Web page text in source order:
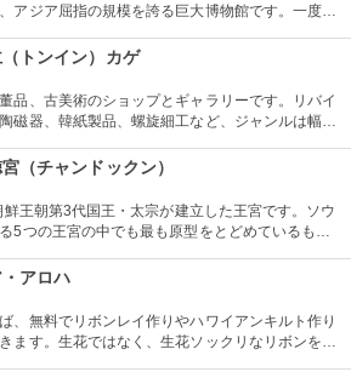
アジア屈指の規模を誇る巨大博物館です。一度に
周辺は庭園や植物園もあり、1日中楽しめます。
トンイン）カゲ
品、古美術のショップとギャラリーです。リバイ
磁器、韓紙製品、螺旋細工など、ジャンルは幅広
を見ることができます。
（チャンドックン）
王朝第3代国王・太宗が建立した王宮です。ソウ
5つの王宮の中でも最も原型をとどめているもの
失されてから再建までの270年間、王宮として使
。
・アロハ
、無料でリボンレイ作りやハワイアンキルト作り
ます。生花ではなく、生花ソックリなリボンを使